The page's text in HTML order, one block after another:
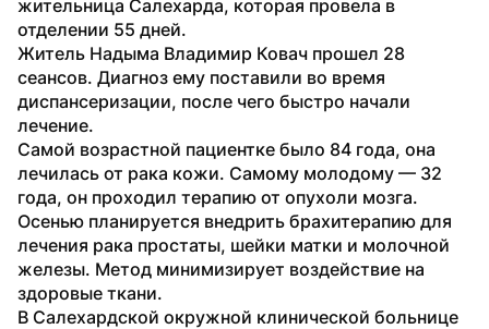
жительница Салехарда, которая провела в
отделении 55 дней.
Житель Надыма Владимир Ковач прошел 28
сеансов. Диагноз ему поставили во время
диспансеризации, после чего быстро начали
лечение.
Самой возрастной пациентке было 84 года, она
лечилась от рака кожи. Самому молодому — 32
года, он проходил терапию от опухоли мозга.
Осенью планируется внедрить брахитерапию для
лечения рака простаты, шейки матки и молочной
железы. Метод минимизирует воздействие на
здоровые ткани.
В Салехардской окружной клинической больнице